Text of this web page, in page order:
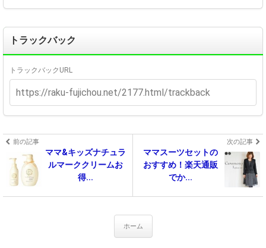
トラックバック
トラックバックURL
前の記事
ママ&キッズナチュラ
ルマーククリームお
得...
次の記事
ママスーツセットの
おすすめ！楽天通販
でか...
ホーム